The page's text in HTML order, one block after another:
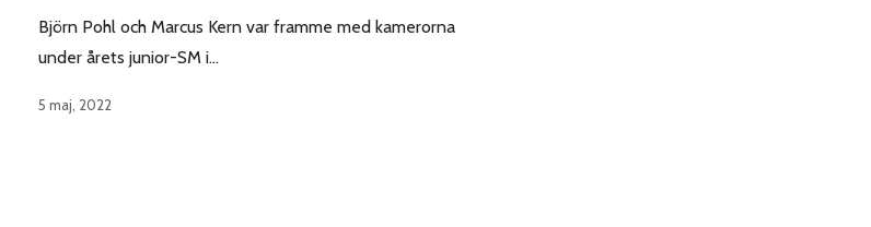
Björn Pohl och Marcus Kern var framme med kamerorna
under årets junior-SM i…
5 maj, 2022